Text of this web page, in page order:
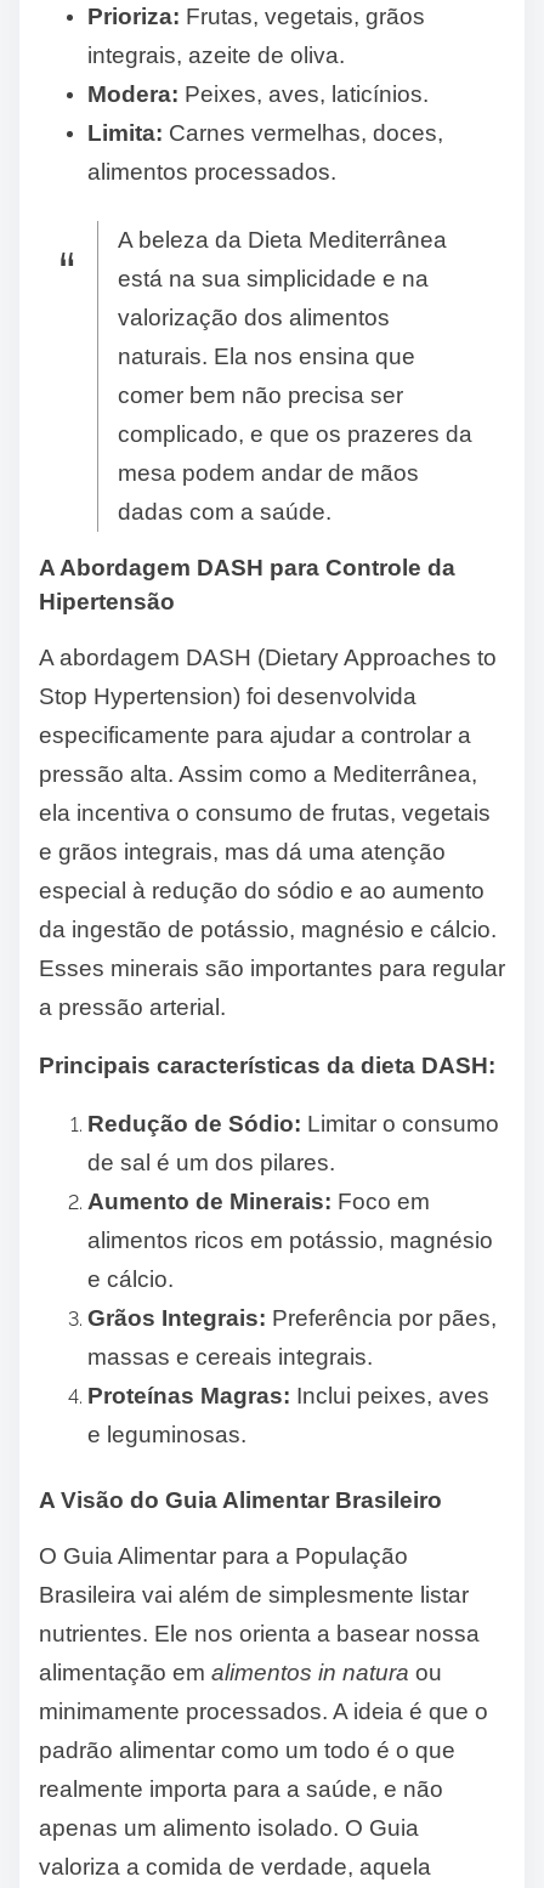
Prioriza: Frutas, vegetais, grãos
integrais, azeite de oliva.
Modera: Peixes, aves, laticínios.
Limita: Carnes vermelhas, doces,
alimentos processados.
A beleza da Dieta Mediterrânea
está na sua simplicidade e na
valorização dos alimentos
naturais. Ela nos ensina que
comer bem não precisa ser
complicado, e que os prazeres da
mesa podem andar de mãos
dadas com a saúde.
A Abordagem DASH para Controle da
Hipertensão
A abordagem DASH (Dietary Approaches to
Stop Hypertension) foi desenvolvida
especificamente para ajudar a controlar a
pressão alta. Assim como a Mediterrânea,
ela incentiva o consumo de frutas, vegetais
e grãos integrais, mas dá uma atenção
especial à redução do sódio e ao aumento
da ingestão de potássio, magnésio e cálcio.
Esses minerais são importantes para regular
a pressão arterial.
Principais características da dieta DASH:
Redução de Sódio: Limitar o consumo
de sal é um dos pilares.
Aumento de Minerais: Foco em
alimentos ricos em potássio, magnésio
e cálcio.
Grãos Integrais: Preferência por pães,
massas e cereais integrais.
Proteínas Magras: Inclui peixes, aves
e leguminosas.
A Visão do Guia Alimentar Brasileiro
O Guia Alimentar para a População
Brasileira vai além de simplesmente listar
nutrientes. Ele nos orienta a basear nossa
alimentação em alimentos in natura ou
minimamente processados. A ideia é que o
padrão alimentar como um todo é o que
realmente importa para a saúde, e não
apenas um alimento isolado. O Guia
valoriza a comida de verdade, aquela